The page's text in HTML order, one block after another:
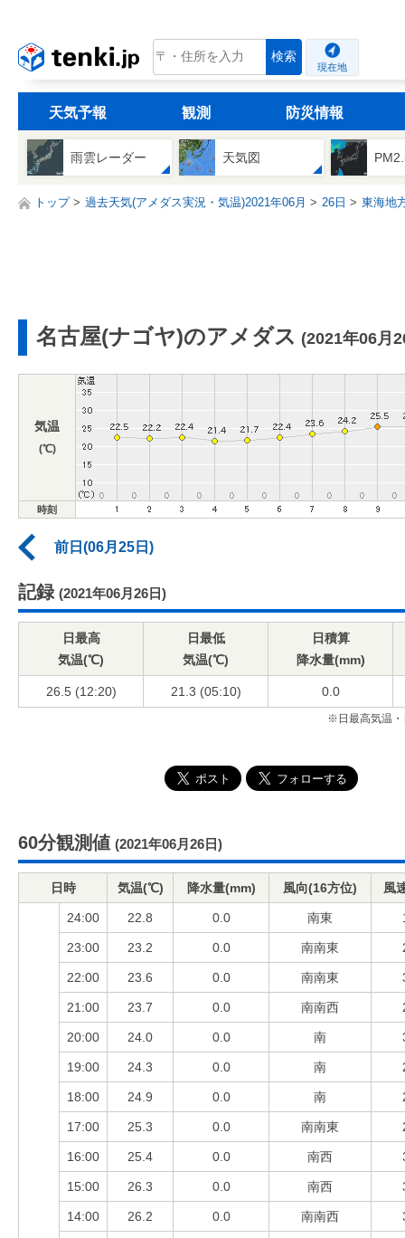
tenki.jp 検索
現在地
天気予報 観測 防災情報
雨雲レーダー 天気図
トップ 過去天気(アメダス実況・気温)2021年06月 26日 東海地
名古屋(ナゴヤ)のアメダス (2021年06月
気温
(℃)
時刻
前日(06月25日)
記録 (2021年06月26日)
日最高
気温(℃)
日最低
気温(℃)
日積算
降水量(mm)
26.5 (12:20) 21.3 (05:10) 0.0
※日最高気温・
60分観測値 (2021年06月26日)
日時 気温(℃) 降水量(mm) 風向(16方位) 風
24:00 22.8 0.0 南東
23:00 23.2 0.0 南南東
22:00 23.6 0.0 南南東
21:00 23.7 0.0 南南西
20:00 24.0 0.0 南
19:00 24.3 0.0 南
18:00 24.9 0.0 南
17:00 25.3 0.0 南南東
16:00 25.4 0.0 南西
15:00 26.3 0.0 南西
14:00 26.2 0.0 南南西